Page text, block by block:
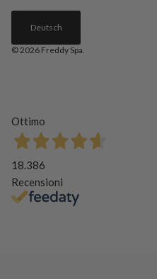
Deutsch
© 2026 Freddy Spa
Ottimo
18.386
Recensioni